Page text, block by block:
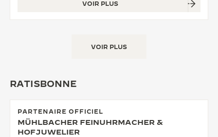
VOIR PLUS
VOIR PLUS
RATISBONNE
PARTENAIRE OFFICIEL
MÜHLBACHER FEINUHRMACHER &
HOFJUWELIER